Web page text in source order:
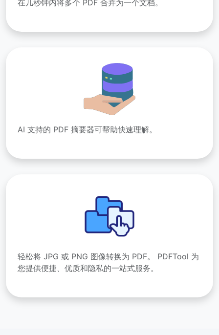
在几秒钟内将多个 PDF 合并为一个文档。
AI 支持的 PDF 摘要器可帮助快速理解。
轻松将 JPG 或 PNG 图像转换为 PDF。 PDFTool 为
您提供便捷、优质和隐私的一站式服务。